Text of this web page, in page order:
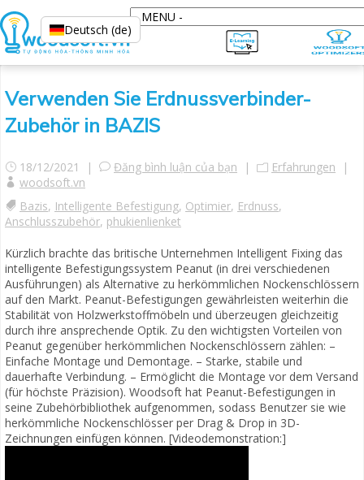
Verwenden Sie Erdnussverbinder-
Zubehör in BAZIS
18/12/2021 | Đăng bình luận của bạn | Erfahrungen |
woodsoft.vn
Bazis, Intelligente Befestigung, Optimier, Erdnuss,
Anschlusszubehör, phukienlienket
Kürzlich brachte das britische Unternehmen Intelligent Fixing das
intelligente Befestigungssystem Peanut (in drei verschiedenen
Ausführungen) als Alternative zu herkömmlichen Nockenschlössern
auf den Markt. Peanut-Befestigungen gewährleisten weiterhin die
Stabilität von Holzwerkstoffmöbeln und überzeugen gleichzeitig
durch ihre ansprechende Optik. Zu den wichtigsten Vorteilen von
Peanut gegenüber herkömmlichen Nockenschlössern zählen: –
Einfache Montage und Demontage. – Starke, stabile und
dauerhafte Verbindung. – Ermöglicht die Montage vor dem Versand
(für höchste Präzision). Woodsoft hat Peanut-Befestigungen in
seine Zubehörbibliothek aufgenommen, sodass Benutzer sie wie
herkömmliche Nockenschlösser per Drag & Drop in 3D-
Zeichnungen einfügen können. [Videodemonstration:]
Deutsch (de)